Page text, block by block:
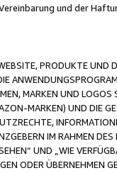
und der
PRODUKTE UND
MARKEN UND
MARKEN) UND DIE
IM RAHMEN
UND „WIE
ODER ÜBERNEHMEN